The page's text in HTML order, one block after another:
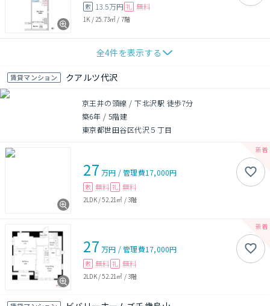
敷 13.5万円 礼 無料
1K / 25.73㎡ / 7階
全4件を表示する
賃貸マンション クアルツ代沢
京王井の頭線 / 下北沢駅 徒歩7分
築6年 / 5階建
東京都世田谷区代沢５丁目
27 万円 /管理費17,000円
敷 無料 礼 無料
2LDK/52.21㎡ /3階
27 万円 /管理費17,000円
敷 無料 礼 無料
2LDK/52.21㎡ /3階